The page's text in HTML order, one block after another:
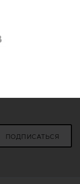
ПОДПИСАТЬСЯ